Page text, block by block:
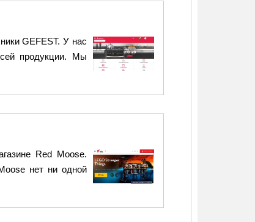
GEFEST. У нас
продукции. Мы
Red Moose.
нет ни одной